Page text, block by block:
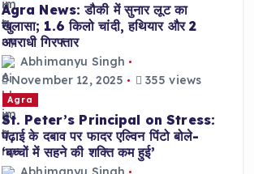
Agra News: डौकी में सुनार लूट का
खुलासा; 1.6 किलो चांदी, हथियार और 2
अपराधी गिरफ्तार
Abhimanyu Singh
November 12, 2025
355 views
Agra
St. Peter’s Principal on Stress:
पढ़ाई के दबाव पर फादर एल्विन पिंटो बोले-
‘बच्चों में सहने की शक्ति कम हुई’